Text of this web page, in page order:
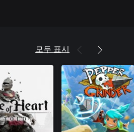
모두 표시